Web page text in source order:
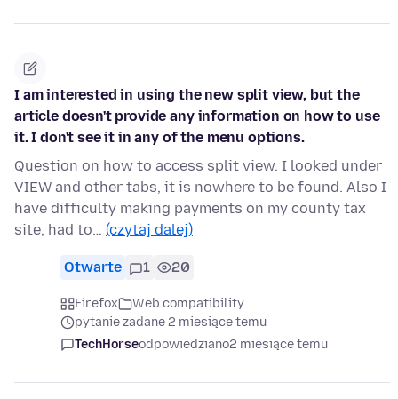
I am interested in using the new split view, but the
article doesn't provide any information on how to use
it. I don't see it in any of the menu options.
Question on how to access split view. I looked under
VIEW and other tabs, it is nowhere to be found. Also I
have difficulty making payments on my county tax
site, had to… (czytaj dalej)
Otwarte 1 20
Firefox
Web compatibility
pytanie zadane 2 miesiące temu
TechHorseodpowiedziano2 miesiące temu